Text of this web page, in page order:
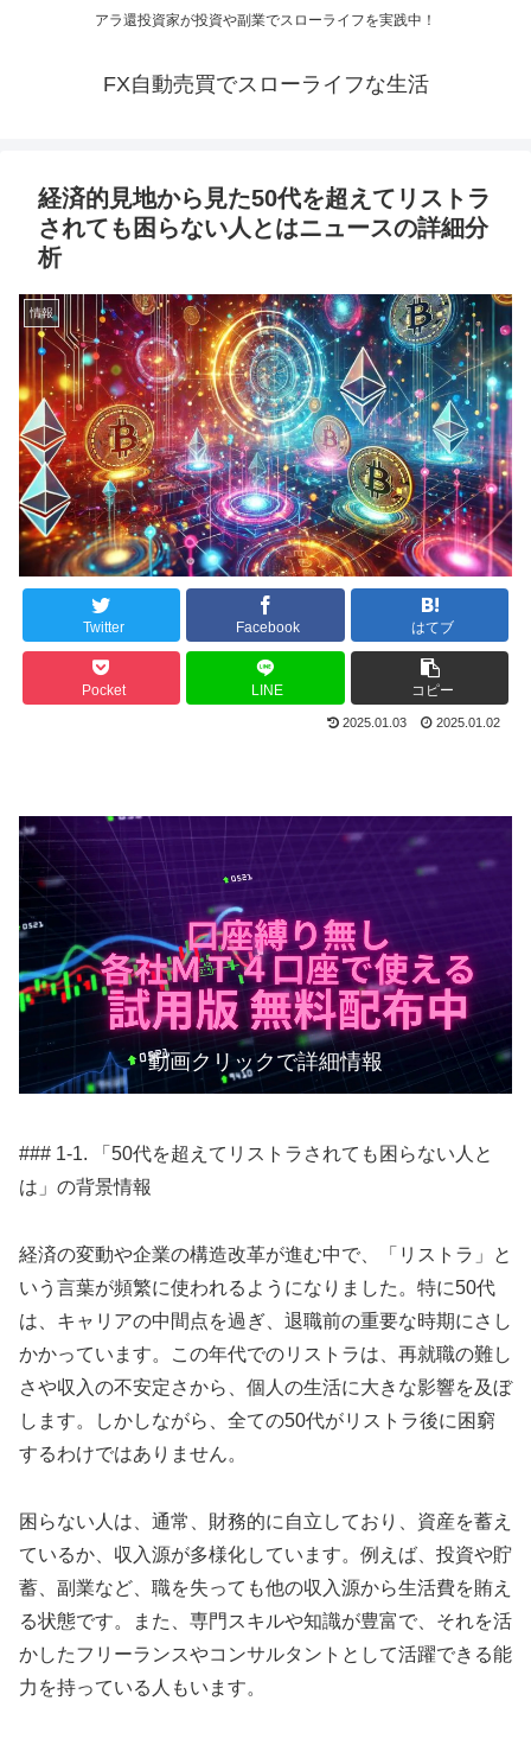
アラ還投資家が投資や副業でスローライフを実践中！
FX自動売買でスローライフな生活
経済的見地から見た50代を超えてリストラ
されても困らない人とはニュースの詳細分
析
情報
Twitter Facebook はてブ
Pocket LINE コピー
2025.01.03 2025.01.02
動画クリックで詳細情報
### 1-1. 「50代を超えてリストラされても困らない人と
は」の背景情報
経済の変動や企業の構造改革が進む中で、「リストラ」と
いう言葉が頻繁に使われるようになりました。特に50代
は、キャリアの中間点を過ぎ、退職前の重要な時期にさし
かかっています。この年代でのリストラは、再就職の難し
さや収入の不安定さから、個人の生活に大きな影響を及ぼ
します。しかしながら、全ての50代がリストラ後に困窮
するわけではありません。
困らない人は、通常、財務的に自立しており、資産を蓄え
ているか、収入源が多様化しています。例えば、投資や貯
蓄、副業など、職を失っても他の収入源から生活費を賄え
る状態です。また、専門スキルや知識が豊富で、それを活
かしたフリーランスやコンサルタントとして活躍できる能
力を持っている人もいます。